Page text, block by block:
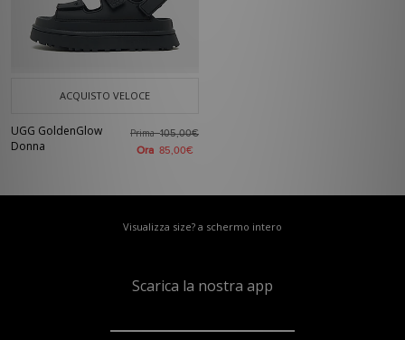
ACQUISTO VELOCE
UGG GoldenGlow
Donna
Prima105,00€
Ora 85,00€
Visualizza size? a schermo intero
Scarica la nostra app